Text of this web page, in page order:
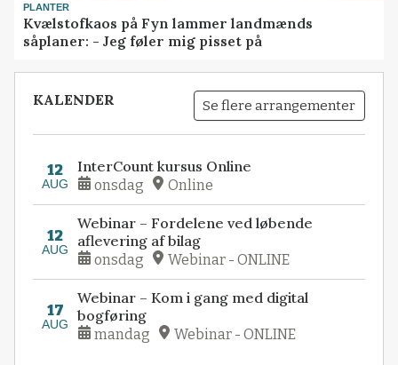
PLANTER
Kvælstofkaos på Fyn lammer landmænds
såplaner: - Jeg føler mig pisset på
KALENDER Se flere arrangementer
12
AUG
InterCount kursus Online
onsdag Online
12
AUG
Webinar – Fordelene ved løbende
aflevering af bilag
onsdag Webinar - ONLINE
17
AUG
Webinar – Kom i gang med digital
bogføring
mandag Webinar - ONLINE